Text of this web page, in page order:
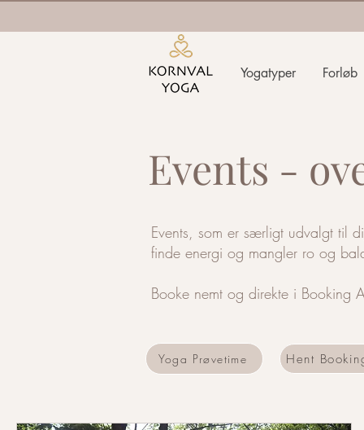
Yogatyper Forløb
Events -
Events, som er særligt udvalgt til
finde energi og mangler ro og
Booke nemt og direkte i Booking
Yoga Prøvetime Hent